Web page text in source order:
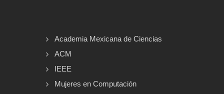
Academia Mexicana de Ciencias
ACM
IEEE
Mujeres en Computación